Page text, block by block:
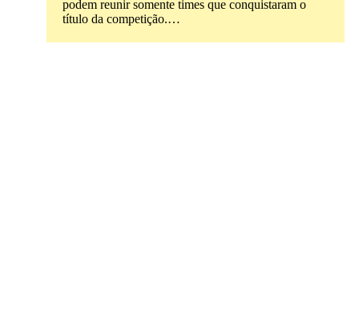
podem reunir somente times que conquistaram o
título da competição.…